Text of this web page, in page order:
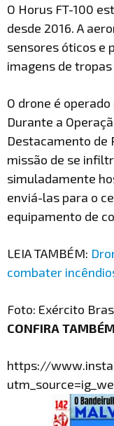
O Horus FT-100
desde 2016. A
sensores óticos e
imagens de
O drone é
Durante a
Destacamento de
missão de se
simuladamente
enviá-las para o
equipamento de
LEIA TAMBÉM:
combater
Foto: Exército
CONFIRA
https://